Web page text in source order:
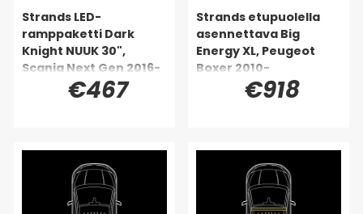
Strands LED-
ramppaketti Dark
Knight NUUK 30",
Scania Next Gen 2016-
€467
Strands etupuolella
asennettava Big
Energy XL, Peugeot
Boxer 2010-
€918